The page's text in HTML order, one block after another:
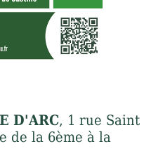
D'ARC, 1 rue Saint
de la 6ème à la